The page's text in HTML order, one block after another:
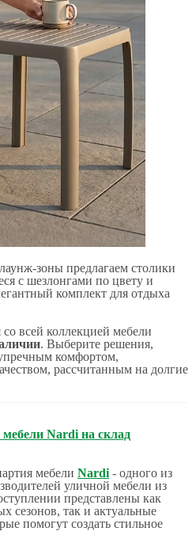
зоны предлагаем столики
с шезлонгами по цвету и
комплект для отдыха
всей коллекцией мебели
. Выберите решения,
комфортом,
рассчитанным на долгие
Nardi на склад
мебели Nardi - одного из
уличной мебели из
представлены как
сезонов, так и актуальные
помогут создать стильное